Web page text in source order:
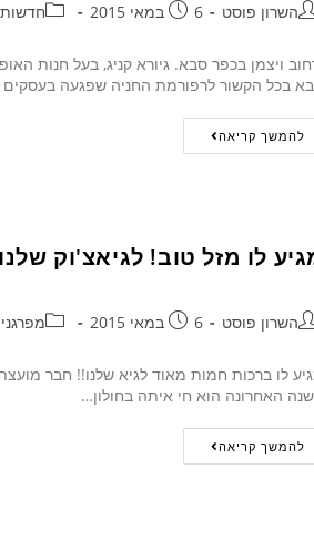
השרון פוסט 6 במאי 2015 חדשות
ויצמן בכפר סבא. גיורא קניג, בעל חנות
בכל הקשור לרפורמת החניה שפגעה
להמשך קריאה
לו מזל טוב! לגיאצ'וק שלנו
השרון פוסט 6 במאי 2015
לו ברכות חמות מאוד לגיא שלנו!! חבר
האחרונה הוא חי איתה בחולון…
להמשך קריאה